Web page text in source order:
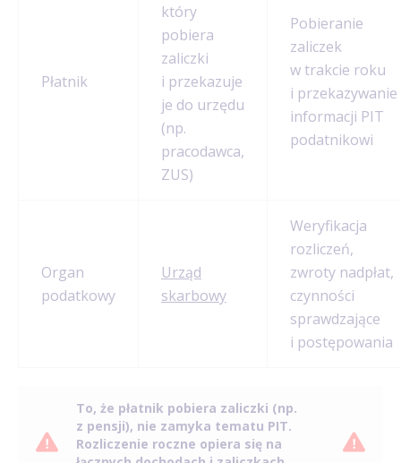
Płatnik
który
pobiera
zaliczki
i przekazuje
je do urzędu
(np.
pracodawca,
ZUS)
Pobieranie
zaliczek
w trakcie roku
i przekazywanie
informacji PIT
podatnikowi
Organ
podatkowy
Urząd
skarbowy
Weryfikacja
rozliczeń,
zwroty nadpłat,
czynności
sprawdzające
i postępowania
To, że płatnik pobiera zaliczki (np.
z pensji), nie zamyka tematu PIT.
Rozliczenie roczne opiera się na